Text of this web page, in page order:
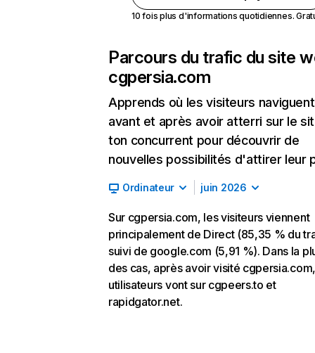
10 fois plus d'informations quotidiennes.
Parcours du trafic du site
cgpersia.com
Apprends où les visiteurs naviguent
avant et après avoir atterri sur le
ton concurrent pour découvrir de
nouvelles possibilités d'attirer leur
Ordinateur juin 2026
Sur cgpersia.com, les visiteurs viennent
principalement de Direct (85,35 % du
suivi de google.com (5,91 %). Dans la
des cas, après avoir visité
utilisateurs vont sur cgpeers.to et
rapidgator.net.